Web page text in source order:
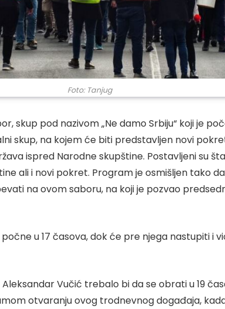
Foto: Tanjug
skup pod nazivom „Ne damo Srbiju“ koji je
skup, na kojem će biti predstavljen novi
ispred Narodne skupštine. Postavljeni su
ali i novi pokret. Program je osmišljen tako
na ovom saboru, na koji je pozvao
u 17 časova, dok će pre njega nastupiti i
Vučić trebalo bi da se obrati u 19
otvaranju ovog trodnevnog događaja,